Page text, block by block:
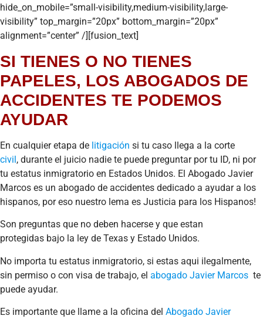
hide_on_mobile=”small-visibility,medium-visibility,large-
visibility” top_margin=”20px” bottom_margin=”20px”
alignment=”center” /][fusion_text]
SI TIENES O NO TIENES
PAPELES, LOS ABOGADOS DE
ACCIDENTES TE PODEMOS
AYUDAR
En cualquier etapa de litigación si tu caso llega a la corte
civil, durante el juicio nadie te puede preguntar por tu ID, ni por
tu estatus inmigratorio en Estados Unidos. El Abogado Javier
Marcos es un abogado de accidentes dedicado a ayudar a los
hispanos, por eso nuestro lema es Justicia para los Hispanos!
Son preguntas que no deben hacerse y que estan
protegidas bajo la ley de Texas y Estado Unidos.
No importa tu estatus inmigratorio, si estas aqui ilegalmente,
sin permiso o con visa de trabajo, el abogado Javier Marcos te
puede ayudar.
Es importante que llame a la oficina del Abogado Javier